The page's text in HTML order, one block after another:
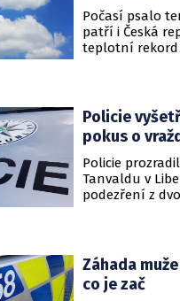
Počasí psalo
patří i Česká
teplotní rekord
Policie
pokus o
Policie
Tanvaldu v
podezření z
Záhada
co je zač